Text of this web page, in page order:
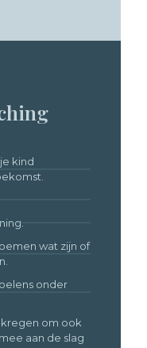
kind
wat zijn of
onder
om ook
aan de slag